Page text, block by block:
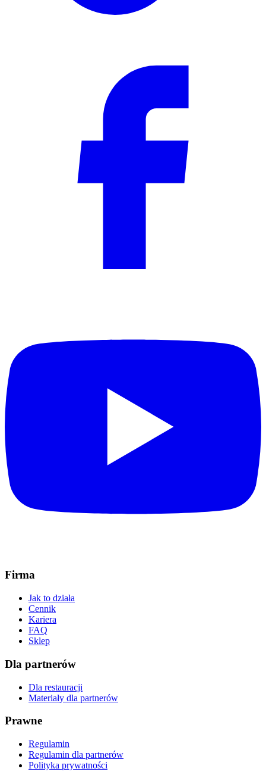
Firma
Jak to działa
Cennik
Kariera
FAQ
Sklep
Dla partnerów
Dla restauracji
Materiały dla partnerów
Prawne
Regulamin
Regulamin dla partnerów
Polityka prywatności